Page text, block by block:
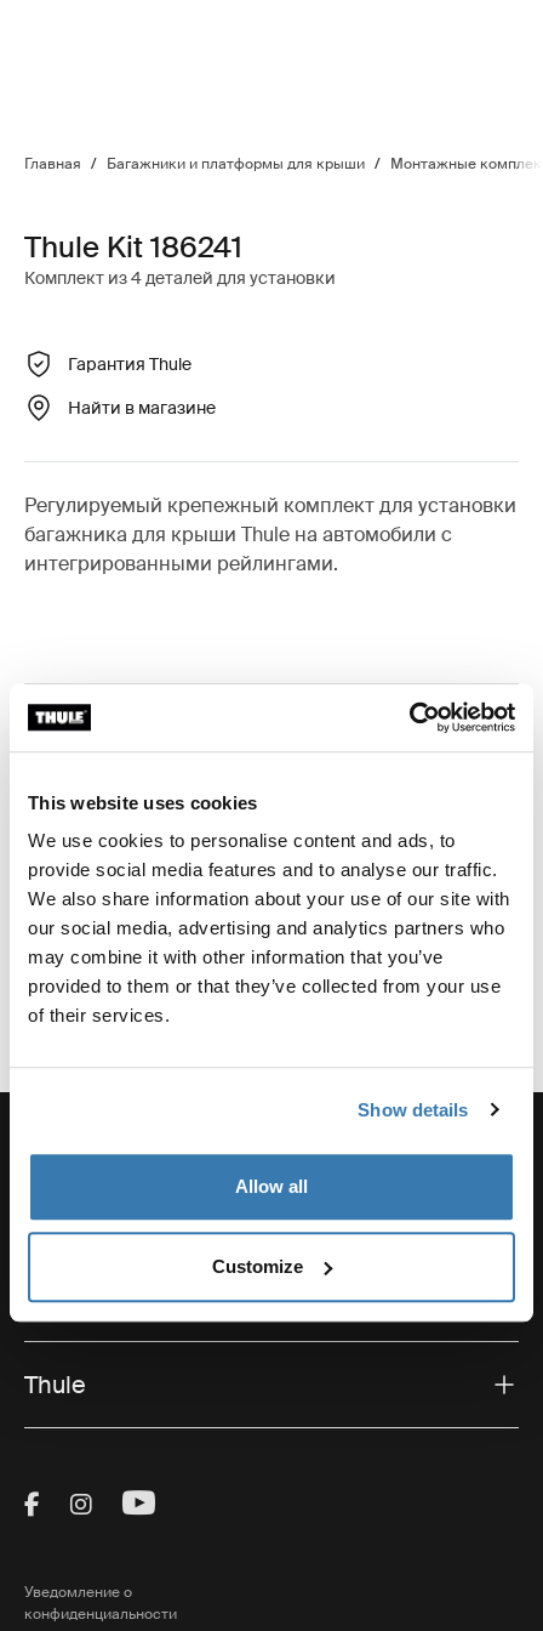
This website uses cookies
We use cookies to personalise content and ads, to
provide social media features and to analyse our traffic.
We also share information about your use of our site with
our social media, advertising and analytics partners who
may combine it with other information that you’ve
provided to them or that they’ve collected from your use
of their services.
Show details
Allow all
Customize
Главная / Багажники и платформы для крыши / Монтажные
Thule Kit 186241
Комплект из 4 деталей для установки
Гарантия Thule
Найти в магазине
Регулируемый крепежный комплект для установки
багажника для крыши Thule на автомобили с
интегрированными рейлингами.
Все характеристики
Технические характеристики
Toggle guides and instructions
Инструкции
Поддержка
Поддержка продукта
Thule
Visit Thule on Facebook (external link)
Visit Thule on Instagram (external link)
Visit Thule on Youtube (external
Уведомление о
конфиденциальности